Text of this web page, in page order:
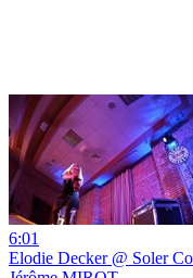
6:01
Elodie Decker @ Soler